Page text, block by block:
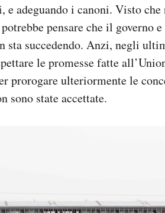
e adeguando i canoni. Visto
pensare che il governo
sta succedendo. Anzi, negli
le promesse fatte
prorogare ulteriormente le
sono state accettate.